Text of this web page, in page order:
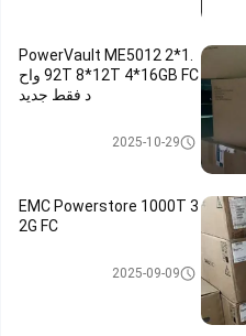
PowerVault ME5012 2*1.
92T 8*12T 4*16GB FC واح
د فقط جديد
وحدة تخزين DELL EMC Unity
2025-10-29
EMC Powerstore 1000T 3
2G FC
وحدة تخزين DELL EMC Unity
2025-09-09